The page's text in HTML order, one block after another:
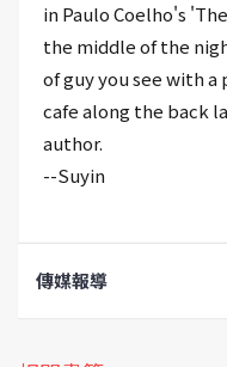
in Paulo Coelho's
the middle of the
of guy you see with
cafe along the back
author.
--Suyin
傳媒報導